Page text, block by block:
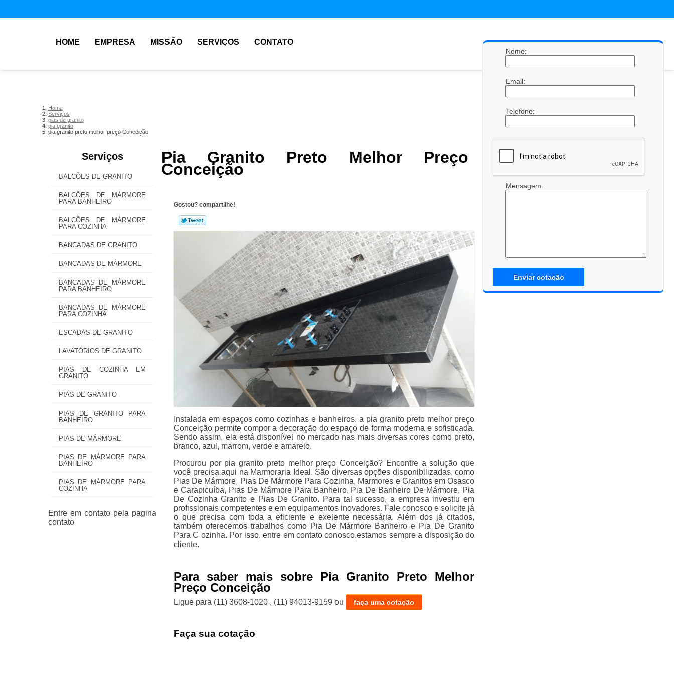
HOME EMPRESA MISSÃO SERVIÇOS CONTATO
Home
Serviços
pias de granito
pia granito
pia granito preto melhor preço Conceição
Serviços
BALCÕES DE GRANITO
BALCÕES DE MÁRMORE
PARA BANHEIRO
BALCÕES DE MÁRMORE
PARA COZINHA
BANCADAS DE GRANITO
BANCADAS DE MÁRMORE
BANCADAS DE MÁRMORE
PARA BANHEIRO
BANCADAS DE MÁRMORE
PARA COZINHA
ESCADAS DE GRANITO
LAVATÓRIOS DE GRANITO
PIAS DE COZINHA EM
GRANITO
PIAS DE GRANITO
PIAS DE GRANITO PARA
BANHEIRO
PIAS DE MÁRMORE
PIAS DE MÁRMORE PARA
BANHEIRO
PIAS DE MÁRMORE PARA
COZINHA
Pia Granito Preto Melhor Preço
Conceição
Gostou? compartilhe!
Instalada em espaços como cozinhas e banheiros, a pia granito preto melhor preço
Conceição permite compor a decoração do espaço de forma moderna e sofisticada.
Sendo assim, ela está disponível no mercado nas mais diversas cores como preto,
branco, azul, marrom, verde e amarelo.
Procurou por pia granito preto melhor preço Conceição? Encontre a solução que
você precisa aqui na Marmoraria Ideal. São diversas opções disponibilizadas, como
Pias De Mármore, Pias De Mármore Para Cozinha, Marmores e Granitos em Osasco
e Carapicuíba, Pias De Mármore Para Banheiro, Pia De Banheiro De Mármore, Pia
De Cozinha Granito e Pias De Granito. Para tal sucesso, a empresa investiu em
profissionais competentes e em equipamentos inovadores. Fale conosco e solicite já
o que precisa com toda a eficiente e exelente necessária. Além dos já citados,
também oferecemos trabalhos como Pia De Mármore Banheiro e Pia De Granito
Para C ozinha. Por isso, entre em contato conosco,estamos sempre a disposição do
cliente.
Para saber mais sobre Pia Granito Preto Melhor
Preço Conceição
Ligue para (11) 3608-1020 , (11) 94013-9159 ou faça uma cotação
Faça sua cotação
Nome:
Email:
Telefone:
Mensagem:
Enviar cotação